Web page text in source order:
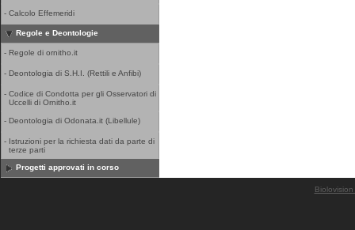
- Calcolo Effemeridi
Regole e Deontologie
- Regole di ornitho.it
- Deontologia di S.H.I. (Rettili e Anfibi)
- Codice di Condotta per gli Osservatori di
Uccelli di Ornitho.it
- Deontologia di Odonata.it (Libellule)
- Istruzioni per la richiesta dati da parte di
terze parti
Progetti approvati in corso
Biolovision